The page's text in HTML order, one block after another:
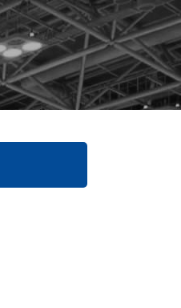
問・お問合せ
団助成事業